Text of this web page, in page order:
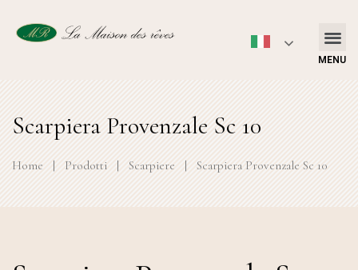
MENU
Scarpiera Provenzale Sc 10
Home | Prodotti | Scarpiere | Scarpiera Provenzale Sc 10